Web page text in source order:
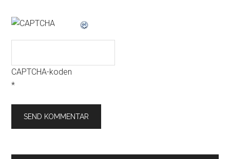
CAPTCHA-koden
*